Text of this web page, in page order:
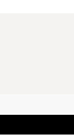
います。